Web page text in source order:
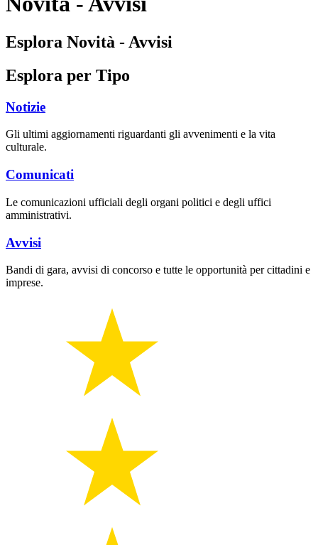
Esplora Novità - Avvisi
Esplora per Tipo
Notizie
Gli ultimi aggiornamenti riguardanti gli avvenimenti e la vita
culturale.
Comunicati
Le comunicazioni ufficiali degli organi politici e degli uffici
amministrativi.
Avvisi
Bandi di gara, avvisi di concorso e tutte le opportunità per cittadini e
imprese.